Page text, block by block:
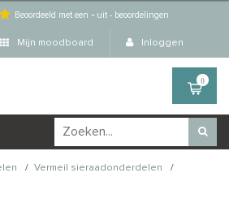
Beoordeeld met een - uit -beoordelingen
Mijn moodboard Inloggen
0
/ Vermeil sieraadonderdelen
/